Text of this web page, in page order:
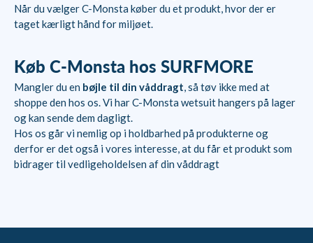
Når du vælger C-Monsta køber du et produkt, hvor der er
taget kærligt hånd for miljøet.
Køb C-Monsta hos SURFMORE
Mangler du en bøjle til din våddragt, så tøv ikke med at
shoppe den hos os. Vi har C-Monsta wetsuit hangers på lager
og kan sende dem dagligt.
Hos os går vi nemlig op i holdbarhed på produkterne og
derfor er det også i vores interesse, at du får et produkt som
bidrager til vedligeholdelsen af din våddragt